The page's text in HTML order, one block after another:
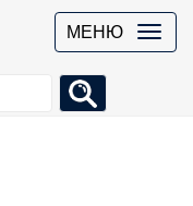
МЕНЮ